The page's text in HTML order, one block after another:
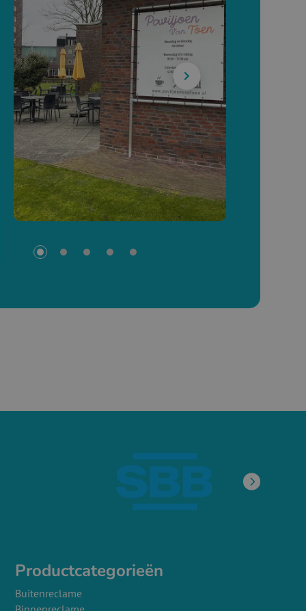
Productcategorieën
Buitenreclame